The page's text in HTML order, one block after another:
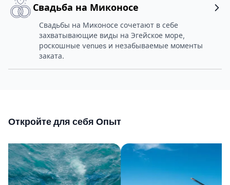
Свадьба на Миконосе
Свадьбы на Миконосе сочетают в себе
захватывающие виды на Эгейское море,
роскошные venues и незабываемые моменты
заката.
Откройте для себя Опыт